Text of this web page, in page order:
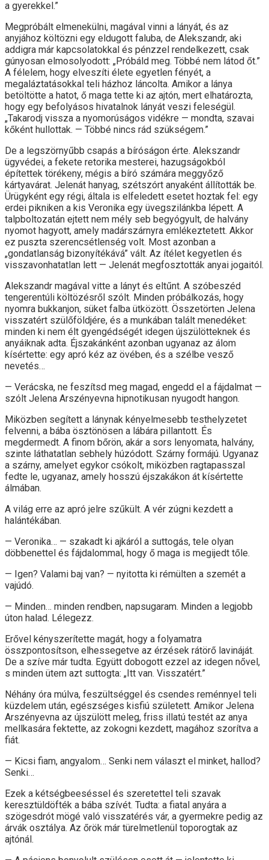
a gyerekkel.”
Megpróbált elmenekülni, magával vinni a lányát, és az
anyjához költözni egy eldugott faluba, de Alekszandr, aki
addigra már kapcsolatokkal és pénzzel rendelkezett, csak
gúnyosan elmosolyodott: „Próbáld meg. Többé nem látod őt.”
A félelem, hogy elveszíti élete egyetlen fényét, a
megaláztatásokkal teli házhoz láncolta. Amikor a lánya
betöltötte a hatot, ő maga tette ki az ajtón, mert elhatározta,
hogy egy befolyásos hivatalnok lányát veszi feleségül.
„Takarodj vissza a nyomorúságos vidékre — mondta, szavai
kőként hullottak. — Többé nincs rád szükségem.”
De a legszörnyűbb csapás a bíróságon érte. Alekszandr
ügyvédei, a fekete retorika mesterei, hazugságokból
építettek törékeny, mégis a bíró számára meggyőző
kártyavárat. Jelenát hanyag, szétszórt anyaként állították be.
Ürügyként egy régi, általa is elfeledett esetet hoztak fel: egy
erdei pikniken a kis Veronika egy üvegszilánkba lépett. A
talpboltozatán ejtett nem mély seb begyógyult, de halvány
nyomot hagyott, amely madárszárnyra emlékeztetett. Akkor
ez puszta szerencsétlenség volt. Most azonban a
„gondatlanság bizonyítékává” vált. Az ítélet kegyetlen és
visszavonhatatlan lett — Jelenát megfosztották anyai jogaitól.
Alekszandr magával vitte a lányt és eltűnt. A szóbeszéd
tengerentúli költözésről szólt. Minden próbálkozás, hogy
nyomra bukkanjon, süket falba ütközött. Összetörten Jelena
visszatért szülőföldjére, és a munkában talált menedéket:
minden ki nem élt gyengédségét idegen újszülötteknek és
anyáiknak adta. Éjszakánként azonban ugyanaz az álom
kísértette: egy apró kéz az övében, és a szélbe vesző
nevetés…
— Verácska, ne feszítsd meg magad, engedd el a fájdalmat —
szólt Jelena Arszényevna hipnotikusan nyugodt hangon.
Miközben segített a lánynak kényelmesebb testhelyzetet
felvenni, a bába ösztönösen a lábára pillantott. És
megdermedt. A finom bőrön, akár a sors lenyomata, halvány,
szinte láthatatlan sebhely húzódott. Szárny formájú. Ugyanaz
a szárny, amelyet egykor csókolt, miközben ragtapasszal
fedte le, ugyanaz, amely hosszú éjszakákon át kísértette
álmában.
A világ erre az apró jelre szűkült. A vér zúgni kezdett a
halántékában.
— Veronika… — szakadt ki ajkáról a suttogás, tele olyan
döbbenettel és fájdalommal, hogy ő maga is megijedt tőle.
— Igen? Valami baj van? — nyitotta ki rémülten a szemét a
vajúdó.
— Minden… minden rendben, napsugaram. Minden a legjobb
úton halad. Lélegezz.
Erővel kényszerítette magát, hogy a folyamatra
összpontosítson, elhessegetve az érzések rátörő lavináját.
De a szíve már tudta. Együtt dobogott ezzel az idegen nővel,
s minden ütem azt suttogta: „Itt van. Visszatért.”
Néhány óra múlva, feszültséggel és csendes reménnyel teli
küzdelem után, egészséges kisfiú született. Amikor Jelena
Arszényevna az újszülött meleg, friss illatú testét az anya
mellkasára fektette, az zokogni kezdett, magához szorítva a
fiát.
— Kicsi fiam, angyalom… Senki nem választ el minket, hallod?
Senki…
Ezek a kétségbeeséssel és szeretettel teli szavak
keresztüldöfték a bába szívét. Tudta: a fiatal anyára a
szögesdrót mögé való visszatérés vár, a gyermekre pedig az
árvák osztálya. Az őrök már türelmetlenül toporogtak az
ajtónál.